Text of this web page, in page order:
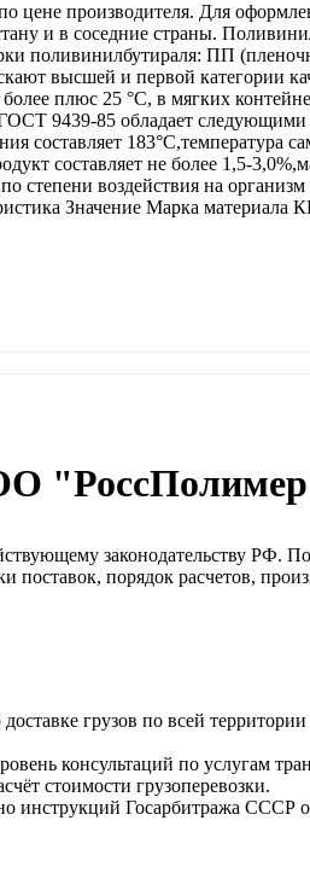
производителя. Для
и в соседние страны.
поливинилбутираля: ПП
высшей и первой категории
плюс 25 °С, в мягких
9439-85 обладает следующими
составляет 183°C,температура
составляет не более 1,5-
степени воздействия на
Значение Марка
законодательству РФ.
порядок расчетов,
грузов по всей
консультаций по услугам
стоимости грузоперевозки.
инструкций Госарбитража